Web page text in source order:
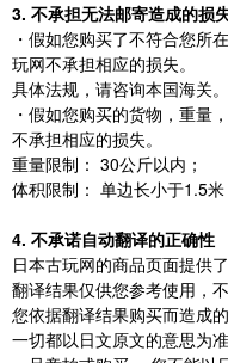
3. 不承担无法邮寄造成的损
・假如您购买了不符合您所
玩网不承担相应的损失。
具体法规，请咨询本国海关。
・假如您购买的货物，重量
不承担相应的损失。
重量限制： 30公斤以内；
体积限制： 单边长小于1.5
4. 不承诺自动翻译的正确性
日本古玩网的商品页面提供
翻译结果仅供您参考使用，
您依据翻译结果购买而造成
一切都以日文原文的意思为准